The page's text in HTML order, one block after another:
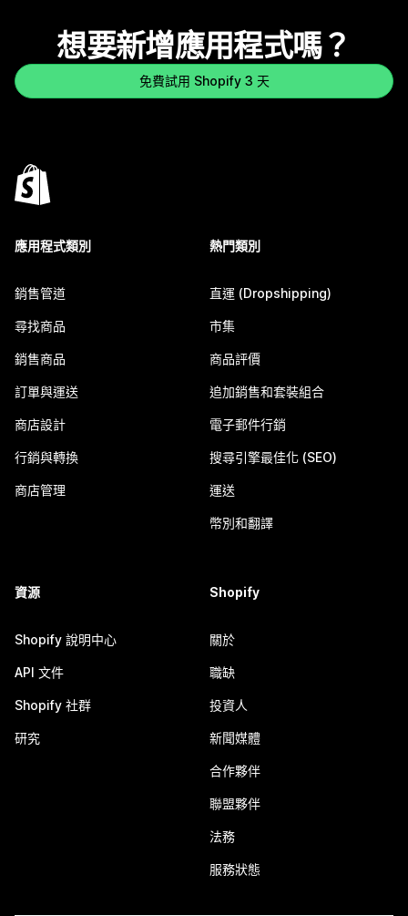
想要新增應用程式嗎？
免費試用 Shopify 3 天
應用程式類別
銷售管道
尋找商品
銷售商品
訂單與運送
商店設計
行銷與轉換
商店管理
熱門類別
直運 (Dropshipping)
市集
商品評價
追加銷售和套裝組合
電子郵件行銷
搜尋引擎最佳化 (SEO)
運送
幣別和翻譯
資源
Shopify 說明中心
API 文件
Shopify 社群
研究
Shopify
關於
職缺
投資人
新聞媒體
合作夥伴
聯盟夥伴
法務
服務狀態